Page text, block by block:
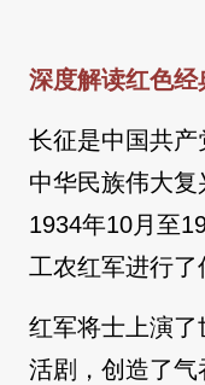
深度解读红色经
长征是中国共
中华民族伟大
1934年10月至
工农红军进行了
红军将士上演
活剧，创造了